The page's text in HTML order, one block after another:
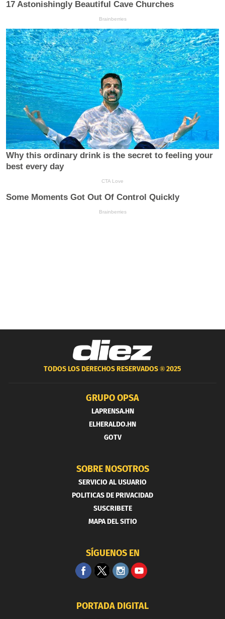
TODOS LOS DERECHOS RESERVADOS ®2025
GRUPO OPSA
LAPRENSA.HN
ELHERALDO.HN
GOTV
SOBRE NOSOTROS
SERVICIO AL USUARIO
POLITICAS DE PRIVACIDAD
SUSCRIBETE
MAPA DEL SITIO
SÍGUENOS EN
PORTADA DIGITAL